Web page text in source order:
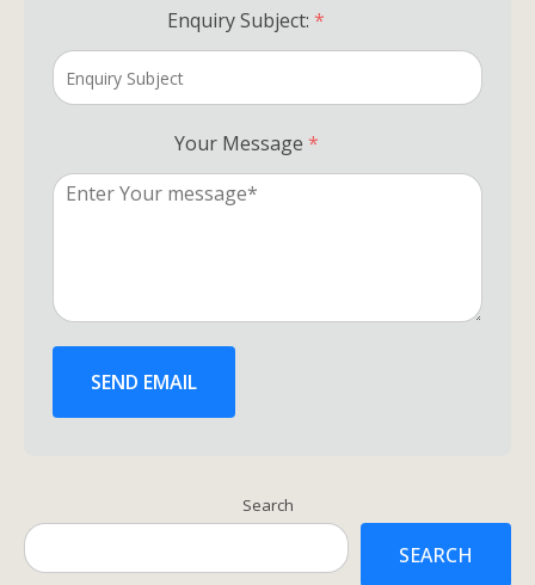
Enquiry Subject: *
Your Message *
SEND EMAIL
Search
SEARCH